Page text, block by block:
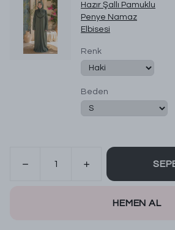
Hazır Şallı Pamuklu
Penye Namaz
Elbisesi
Renk
Beden
HEMEN AL